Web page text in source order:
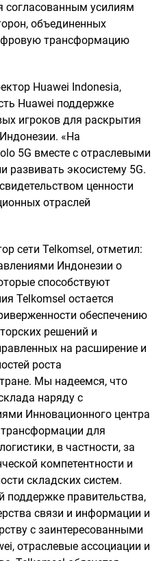
согласованным усилиям
объединенных
трансформацию
Huawei Indonesia,
Huawei поддержке
игроков для раскрытия
«На
5G вместе с отраслевыми
экосистему 5G.
ценности
отраслей
сети Telkomsel, отметил:
Индонезии о
способствуют
Telkomsel остается
обеспечению
решений и
на расширение и
роста
Мы надеемся, что
наряду с
Инновационного центра
для
в частности, за
компетентности и
складских систем.
поддержке правительства,
связи и информации и
с заинтересованными
отраслевые ассоциации и